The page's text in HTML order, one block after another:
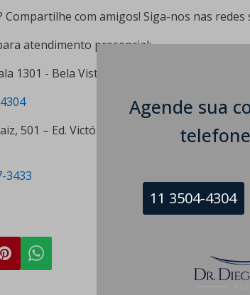
Agende sua
11 3504-4304
Compartilhe com amigos! Siga-nos nas redes
atendimento presencial:
1301 - Bela Vista, São Paulo - SP, 01332-904
501 – Ed. Victória Office Tower Leste, Sala
3433